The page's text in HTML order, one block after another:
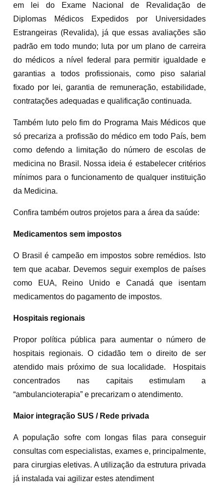
em lei do Exame Nacional de Revalidação de
Diplomas Médicos Expedidos por Universidades
Estrangeiras (Revalida), já que essas avaliações são
padrão em todo mundo; luta por um plano de carreira
do médicos a nível federal para permitir igualdade e
garantias a todos profissionais, como piso salarial
fixado por lei, garantia de remuneração, estabilidade,
contratações adequadas e qualificação continuada.
Também luto pelo fim do Programa Mais Médicos que
só precariza a profissão do médico em todo País, bem
como defendo a limitação do número de escolas de
medicina no Brasil. Nossa ideia é estabelecer critérios
mínimos para o funcionamento de qualquer instituição
da Medicina.
Confira também outros projetos para a área da saúde:
Medicamentos sem impostos
O Brasil é campeão em impostos sobre remédios. Isto
tem que acabar. Devemos seguir exemplos de países
como EUA, Reino Unido e Canadá que isentam
medicamentos do pagamento de impostos.
Hospitais regionais
Propor política pública para aumentar o número de
hospitais regionais. O cidadão tem o direito de ser
atendido mais próximo de sua localidade. Hospitais
concentrados nas capitais estimulam a
“ambulancioterapia” e precarizam o atendimento.
Maior integração SUS / Rede privada
A população sofre com longas filas para conseguir
consultas com especialistas, exames e, principalmente,
para cirurgias eletivas. A utilização da estrutura privada
já instalada vai agilizar estes atendiment